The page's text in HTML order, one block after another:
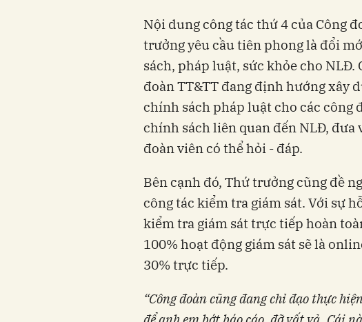
Nội dung công tác thứ 4 của Công
trưởng yêu cầu tiên phong là đổi
sách, pháp luật, sức khỏe cho NLĐ.
đoàn TT&TT đang định hướng xây
chính sách pháp luật cho các công
chính sách liên quan đến NLĐ, đưa
đoàn viên có thể hỏi - đáp.
Bên cạnh đó, Thứ trưởng cũng đề
công tác kiểm tra giám sát. Với sự
kiểm tra giám sát trực tiếp hoàn
100% hoạt động giám sát sẽ là
30% trực tiếp.
“Công đoàn cũng đang chỉ đạo thực